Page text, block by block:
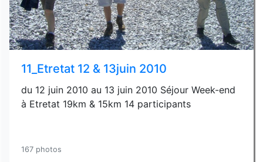
11_Etretat 12 & 13juin 2010
du 12 juin 2010 au 13 juin 2010 Séjour Week-end
à Etretat 19km & 15km 14 participants
167 photos